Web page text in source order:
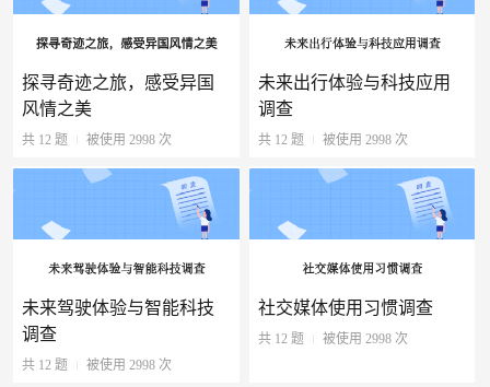
探寻奇迹之旅，感受异国
风情之美
共 12 题 被使用 2998 次
未来出行体验与科技应用
调查
共 12 题 被使用 2998 次
未来驾驶体验与智能科技
调查
共 12 题 被使用 2998 次
社交媒体使用习惯调查
共 12 题 被使用 2998 次